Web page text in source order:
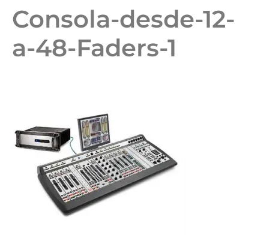
Consola-desde-12-
a-48-Faders-1